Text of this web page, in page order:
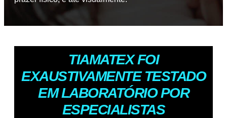
TIAMATEX FOI
EXAUSTIVAMENTE TESTADO
EM LABORATÓRIO POR
ESPECIALISTAS